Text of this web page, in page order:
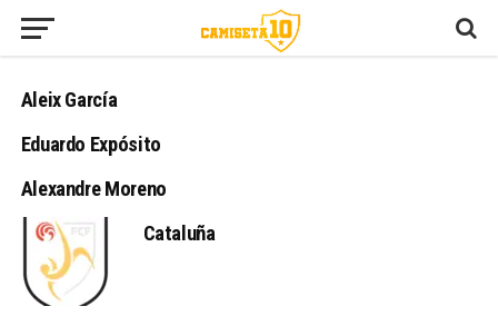
Aleix García
Eduardo Expósito
Alexandre Moreno
Cataluña